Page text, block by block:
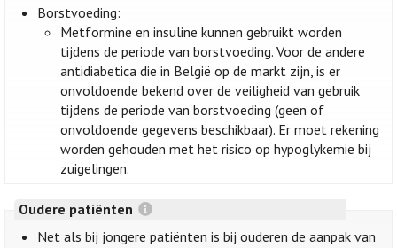
Borstvoeding:
Metformine en insuline kunnen gebruikt worden
tijdens de periode van borstvoeding. Voor de andere
antidiabetica die in België op de markt zijn, is er
onvoldoende bekend over de veiligheid van gebruik
tijdens de periode van borstvoeding (geen of
onvoldoende gegevens beschikbaar). Er moet rekening
worden gehouden met het risico op hypoglykemie bij
zuigelingen.
Oudere patiënten
Net als bij jongere patiënten is bij ouderen de aanpak van